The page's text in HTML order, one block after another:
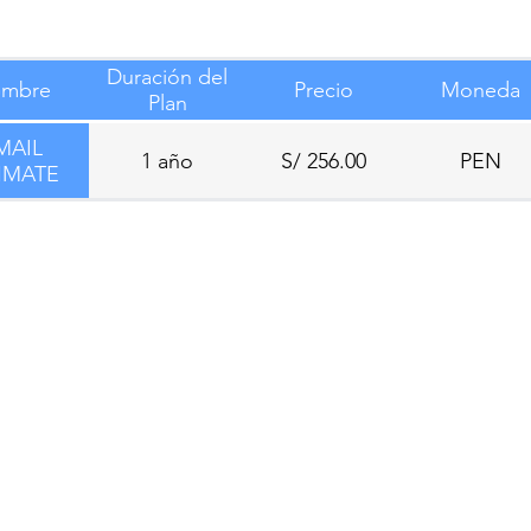
Duración del
Plan
Precio Moneda
1 año S/ 256.00 PEN